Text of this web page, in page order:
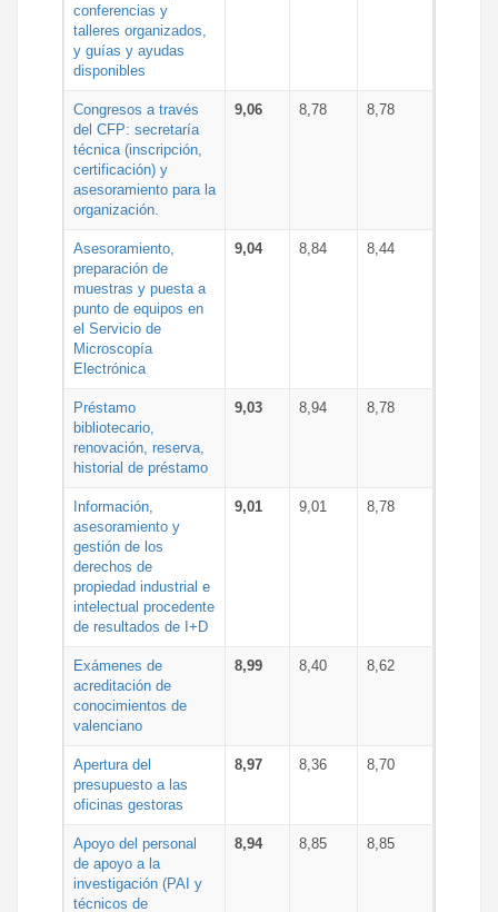
conferencias y
talleres organizados,
y guías y ayudas
disponibles
Congresos a través
del CFP: secretaría
técnica (inscripción,
certificación) y
asesoramiento para la
organización.
9,06 8,78 8,78
Asesoramiento,
preparación de
muestras y puesta a
punto de equipos en
el Servicio de
Microscopía
Electrónica
9,04 8,84 8,44
Préstamo
bibliotecario,
renovación, reserva,
historial de préstamo
9,03 8,94 8,78
Información,
asesoramiento y
gestión de los
derechos de
propiedad industrial e
intelectual procedente
de resultados de I+D
9,01 9,01 8,78
Exámenes de
acreditación de
conocimientos de
valenciano
8,99 8,40 8,62
Apertura del
presupuesto a las
oficinas gestoras
8,97 8,36 8,70
Apoyo del personal
de apoyo a la
investigación (PAI y
técnicos de
8,94 8,85 8,85